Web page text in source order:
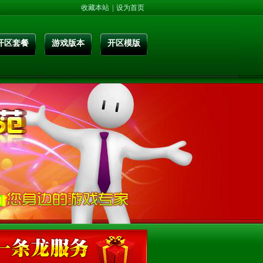
收藏本站 设为首页
区套餐 游戏版本 开区模版